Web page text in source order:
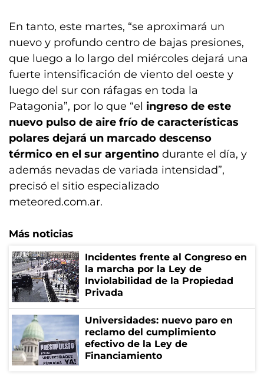
En tanto, este martes, “se aproximará un
nuevo y profundo centro de bajas presiones,
que luego a lo largo del miércoles dejará una
fuerte intensificación de viento del oeste y
luego del sur con ráfagas en toda la
Patagonia”, por lo que “el ingreso de este
nuevo pulso de aire frío de características
polares dejará un marcado descenso
térmico en el sur argentino durante el día, y
además nevadas de variada intensidad”,
precisó el sitio especializado
meteored.com.ar.
Más noticias
Incidentes frente al Congreso en
la marcha por la Ley de
Inviolabilidad de la Propiedad
Privada
Universidades: nuevo paro en
reclamo del cumplimiento
efectivo de la Ley de
Financiamiento